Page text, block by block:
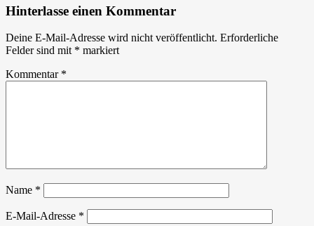
Hinterlasse einen Kommentar
Deine E-Mail-Adresse wird nicht veröffentlicht. Erforderliche
Felder sind mit * markiert
Kommentar *
Name *
E-Mail-Adresse *